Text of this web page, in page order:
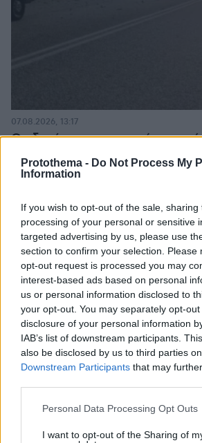
Protothema - Do Not Process My
Information
If you wish to opt-out of the sale,
processing of your personal or sensitive
targeted advertising by us, please use
section to confirm your selection. Please
opt-out request is processed you may
interest-based ads based on personal
us or personal information disclosed to
your opt-out. You may separately opt-
disclosure of your personal information
IAB’s list of downstream participants.
also be disclosed by us to third parties
Downstream Participants that may
Please note that this website/app uses
not limited to your visit or usage
Personal Data Processing Opt Outs
I want to opt-out of the Sharing of
Ο οδηγός του φορτηγού
τροχαίο με τους νεκρούς μάνα
η 43χρονη και ο 21χρονος
δουλειά
07.08.2026, 13:17
«Δεν το πιστεύουμε», λένε οι
Αμερικανοί που υιοθέτησαν τον
Αφγανό στη Λέσβο - Η αρχική εκδοχή
για το φονικό στην Κυψέλη και η
σιωπή στην απολογία
07.08.2026, 07:19 352
22 χρόνια από τα εγκαίνια της
γέφυρας Ρίου-Αντιρρίου: Αντέχει
πρόσκρουση με δεξαμενόπλοιο,
τυφώνες και κόστισε 800 εκατ. ευρώ
07.08.2026, 09:08 29